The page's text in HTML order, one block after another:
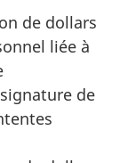
de dollars
liée à
de